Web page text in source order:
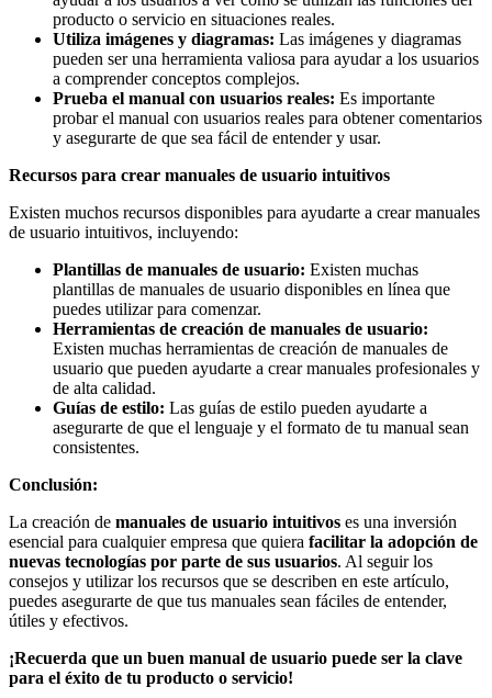
producto o servicio en situaciones reales.
Utiliza imágenes y diagramas: Las imágenes y diagramas
pueden ser una herramienta valiosa para ayudar a los usuarios
a comprender conceptos complejos.
Prueba el manual con usuarios reales: Es importante
probar el manual con usuarios reales para obtener comentarios
y asegurarte de que sea fácil de entender y usar.
Recursos para crear manuales de usuario intuitivos
Existen muchos recursos disponibles para ayudarte a crear manuales
de usuario intuitivos, incluyendo:
Plantillas de manuales de usuario: Existen muchas
plantillas de manuales de usuario disponibles en línea que
puedes utilizar para comenzar.
Herramientas de creación de manuales de usuario:
Existen muchas herramientas de creación de manuales de
usuario que pueden ayudarte a crear manuales profesionales y
de alta calidad.
Guías de estilo: Las guías de estilo pueden ayudarte a
asegurarte de que el lenguaje y el formato de tu manual sean
consistentes.
Conclusión:
La creación de manuales de usuario intuitivos es una inversión
esencial para cualquier empresa que quiera facilitar la adopción de
nuevas tecnologías por parte de sus usuarios. Al seguir los
consejos y utilizar los recursos que se describen en este artículo,
puedes asegurarte de que tus manuales sean fáciles de entender,
útiles y efectivos.
¡Recuerda que un buen manual de usuario puede ser la clave
para el éxito de tu producto o servicio!